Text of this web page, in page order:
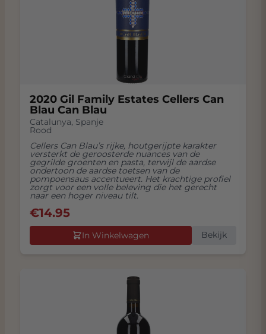
2020 Gil Family Estates Cellers Can
Blau Can Blau
Catalunya, Spanje
Rood
Cellers Can Blau’s rijke, houtgerijpte karakter
versterkt de geroosterde nuances van de
gegrilde groenten en pasta, terwijl de aardse
ondertoon de aardse toetsen van de
pompoensaus accentueert. Het krachtige profiel
zorgt voor een volle beleving die het gerecht
naar een hoger niveau tilt.
€14.95
In Winkelwagen Bekijk